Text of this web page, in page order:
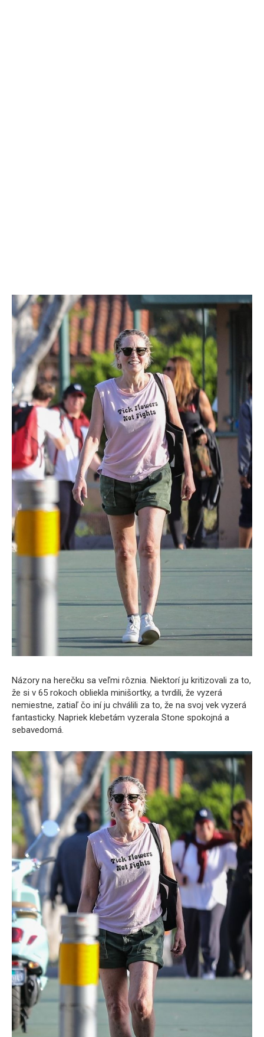
Názory na herečku sa veľmi rôznia. Niektorí ju kritizovali za to,
že si v 65 rokoch obliekla minišortky, a tvrdili, že vyzerá
nemiestne, zatiaľ čo iní ju chválili za to, že na svoj vek vyzerá
fantasticky. Napriek klebetám vyzerala Stone spokojná a
sebavedomá.